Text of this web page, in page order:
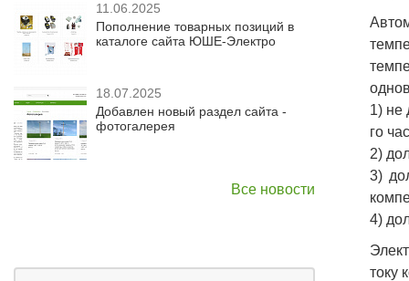
11.06.2025
Пополнение товарных позиций в
каталоге сайта ЮШЕ-Электро
18.07.2025
Добавлен новый раздел сайта -
фотогалерея
Все новости
1) не
го
2)
3)
4)
току